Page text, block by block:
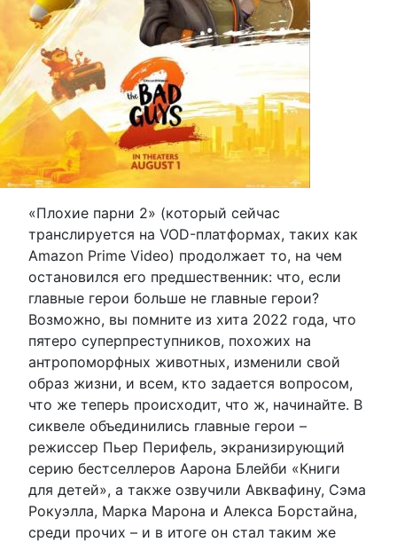
«Плохие парни 2» (который сейчас
транслируется на VOD-платформах, таких как
Amazon Prime Video) продолжает то, на чем
остановился его предшественник: что, если
главные герои больше не главные герои?
Возможно, вы помните из хита 2022 года, что
пятеро суперпреступников, похожих на
антропоморфных животных, изменили свой
образ жизни, и всем, кто задается вопросом,
что же теперь происходит, что ж, начинайте. В
сиквеле объединились главные герои –
режиссер Пьер Перифель, экранизирующий
серию бестселлеров Аарона Блейби «Книги
для детей», а также озвучили Авквафину, Сэма
Рокуэлла, Марка Марона и Алекса Борстайна,
среди прочих – и в итоге он стал таким же